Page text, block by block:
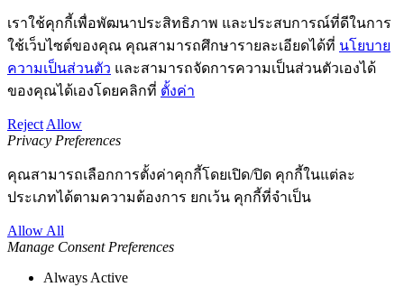
เราใช้คุกกี้เพื่อพัฒนาประสิทธิภาพ และประสบการณ์ที่ดีในการ
ใช้เว็บไซต์ของคุณ คุณสามารถศึกษารายละเอียดได้ที่ นโยบาย
ความเป็นส่วนตัว และสามารถจัดการความเป็นส่วนตัวเองได้
ของคุณได้เองโดยคลิกที่ ตั้งค่า
RejectAllow
Privacy Preferences
คุณสามารถเลือกการตั้งค่าคุกกี้โดยเปิด/ปิด คุกกี้ในแต่ละ
ประเภทได้ตามความต้องการ ยกเว้น คุกกี้ที่จำเป็น
Allow All
Manage Consent Preferences
Always Active